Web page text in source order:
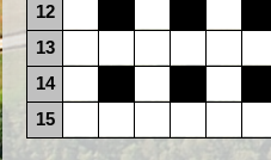
12
13
14
15